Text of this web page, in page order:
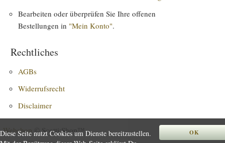
Bearbeiten oder überprüfen Sie Ihre offenen
Bestellungen in "Mein Konto".
Rechtliches
AGBs
Widerrufsrecht
Disclaimer
Webshop © Scotti:Shop™ OK
Diese Seite nutzt Cookies um Dienste bereitzustellen.